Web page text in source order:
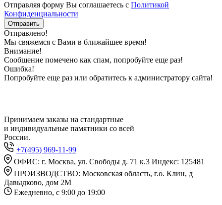
Отправляя форму Вы соглашаетесь с Политикой
Конфиденциальности
Отправлено!
Мы свяжемся с Вами в ближайшее время!
Внимание!
Сообщение помечено как спам, попробуйте еще раз!
Ошибка!
Попробуйте еще раз или обратитесь к администратору сайта!
Принимаем заказы на стандартные
и индивидуальные памятники со всей
России.
+7(495) 969-11-99
ОФИС: г. Москва, ул. Свободы д. 71 к.3 Индекс: 125481
ПРОИЗВОДСТВО: Московская область, г.о. Клин, д
Давыдково, дом 2М
Ежедневно, с 9:00 до 19:00